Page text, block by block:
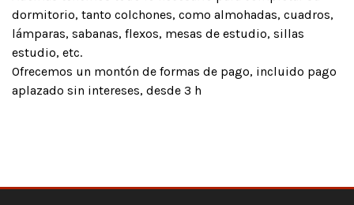
dormitorio, tanto colchones, como almohadas, cuadros,
lámparas, sabanas, flexos, mesas de estudio, sillas
estudio, etc.
Ofrecemos un montón de formas de pago, incluido pago
aplazado sin intereses, desde 3 h